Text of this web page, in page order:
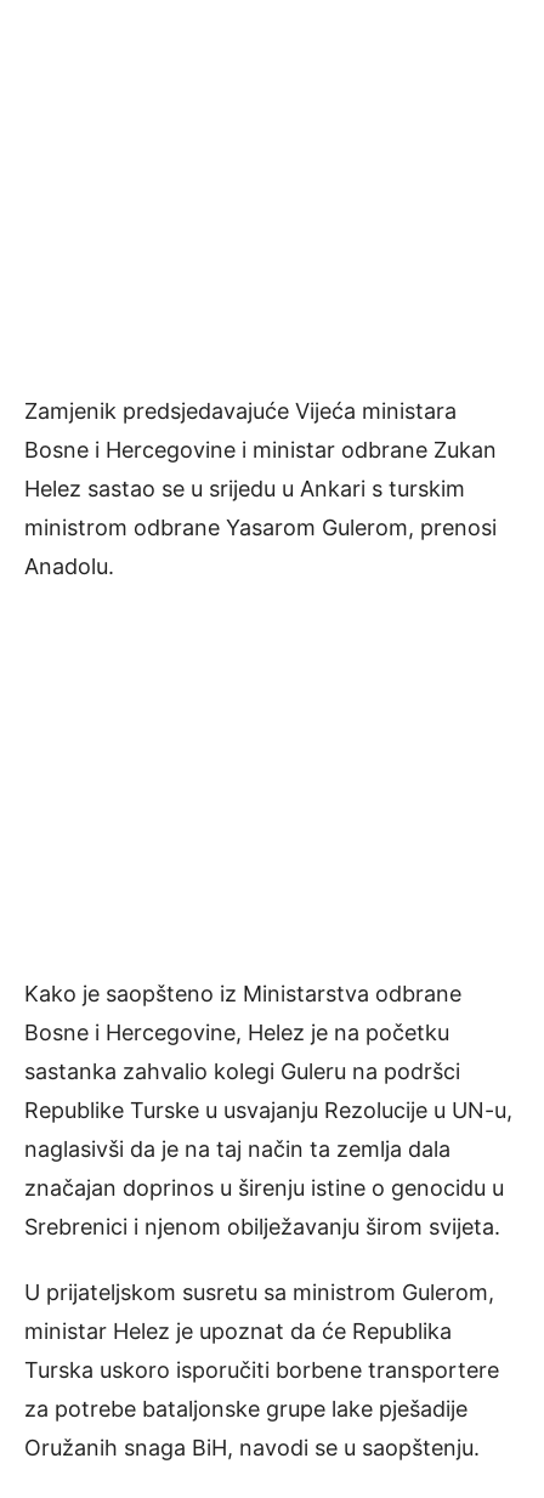
Zamjenik predsjedavajuće Vijeća ministara
Bosne i Hercegovine i ministar odbrane Zukan
Helez sastao se u srijedu u Ankari s turskim
ministrom odbrane Yasarom Gulerom, prenosi
Anadolu.
Kako je saopšteno iz Ministarstva odbrane
Bosne i Hercegovine, Helez je na početku
sastanka zahvalio kolegi Guleru na podršci
Republike Turske u usvajanju Rezolucije u UN-u,
naglasivši da je na taj način ta zemlja dala
značajan doprinos u širenju istine o genocidu u
Srebrenici i njenom obilježavanju širom svijeta.
U prijateljskom susretu sa ministrom Gulerom,
ministar Helez je upoznat da će Republika
Turska uskoro isporučiti borbene transportere
za potrebe bataljonske grupe lake pješadije
Oružanih snaga BiH, navodi se u saopštenju.